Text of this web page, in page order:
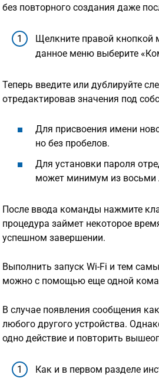
без повторного создания даже
Щелкните правой кнопкой
данное меню выберите
Теперь введите или дублируйте
отредактировав значения под
Для присвоения имени
но без пробелов.
Для установки пароля
может минимум из
После ввода команды нажмите
процедура займет некоторое
успешном завершении.
Выполнить запуск Wi-Fi и тем
можно с помощью еще одной
В случае появления сообщения
любого другого устройства.
одно действие и повторить
Как и в первом разделе